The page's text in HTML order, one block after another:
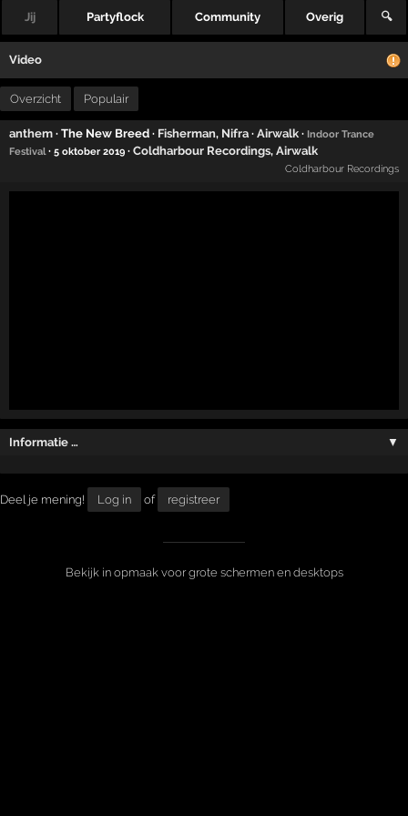
Jij Partyflock Community Overig 🔍
Video
Overzicht Populair
anthem · The New Breed · Fisherman, Nifra ·Airwalk ·Indoor Trance
Festival·5 oktober 2019 ·Coldharbour Recordings,Airwalk
Coldharbour Recordings
Informatie … ▼
Deel je mening! Log in of registreer
Bekijk in opmaak voor grote schermen en desktops